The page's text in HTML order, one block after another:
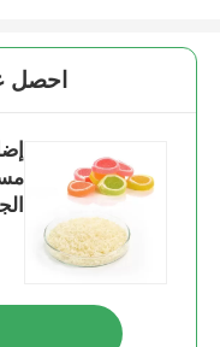
احصل